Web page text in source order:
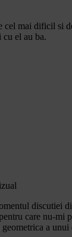
cel mai dificil
el au ba.
discutiei
care nu-
a